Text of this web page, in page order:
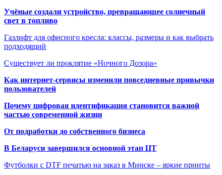
Учёные создали устройство, превращающее солнечный
свет в топливо
Газлифт для офисного кресла: классы, размеры и как выбрать
подходящий
Существует ли проклятие «Ночного Дозора»
Как интернет-сервисы изменили повседневные привычки
пользователей
Почему цифровая идентификация становится важной
частью современной жизни
От подработки до собственного бизнеса
В Беларуси завершился основной этап ЦТ
Футболки с DTF печатью на заказ в Минске – яркие принты